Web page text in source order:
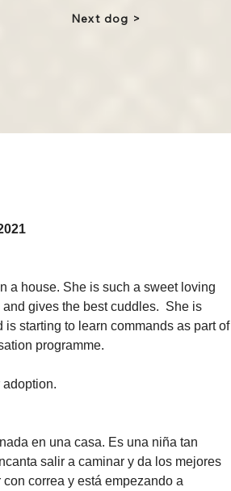
a house. She is such a sweet loving
gives the best cuddles.  She is
starting to learn commands as part of
programme.
adoption.
en una casa. Es una niña tan
salir a caminar y da los mejores
correa y está empezando a
Next dog >